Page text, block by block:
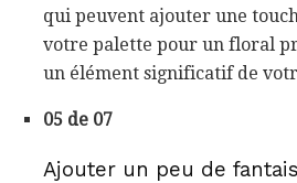
qui peuvent ajouter une
votre palette pour un floral
un élément significatif de
05 de 07
Ajouter un peu de